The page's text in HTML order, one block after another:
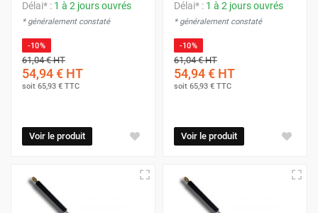
Délai* : 1 à 2 jours ouvrés
* généralement constaté
-10%
61,04 €HT
54,94 € HT
soit 65,93 € TTC
Voir le produit
Délai* : 1 à 2 jours ouvrés
* généralement constaté
-10%
61,04 €HT
54,94 € HT
soit 65,93 € TTC
Voir le produit